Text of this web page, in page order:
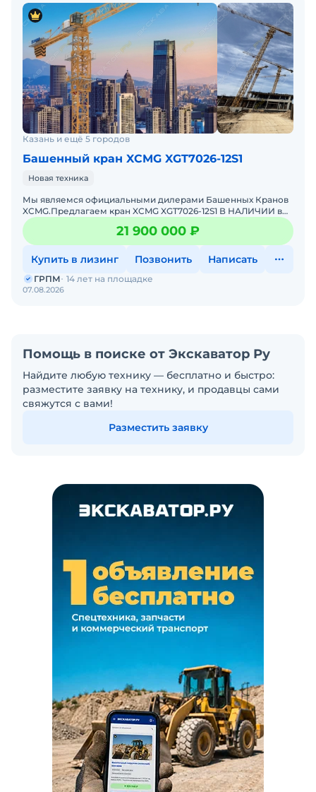
Казань и ещё 5 городов
Башенный кран XCMG XGT7026-12S1
Новая техника
Мы являемся официальными дилерами Башенных Кранов
XCMG.Предлагаем кран XCMG XGT7026-12S1 В НАЛИЧИИ в
России.Основные характеристики:грузоподъемность - 12
тонн;г
21 900 000 ₽
Купить в лизинг Позвонить Написать
07.08.2026
ГРПМ 14 лет на площадке
Помощь в поиске от Экскаватор Ру
Найдите любую технику — бесплатно и быстро:
разместите заявку на технику, и продавцы сами
свяжутся с вами!
Разместить заявку